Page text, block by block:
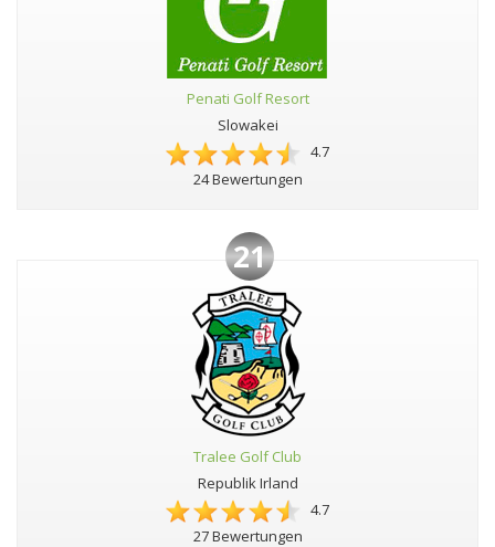
Penati Golf Resort
Slowakei
4.7
24 Bewertungen
21
Tralee Golf Club
Republik Irland
4.7
27 Bewertungen